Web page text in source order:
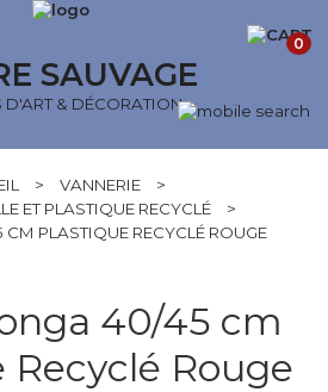
SAUVAGE
D'ART & DÉCORATION
0
> VANNERIE
>
ET PLASTIQUE RECYCLÉ
>
PLASTIQUE RECYCLÉ ROUGE
40/45 cm
Recyclé Rouge